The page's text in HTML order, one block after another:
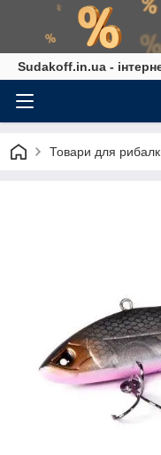
Sudakoff.in.ua -
Товари для